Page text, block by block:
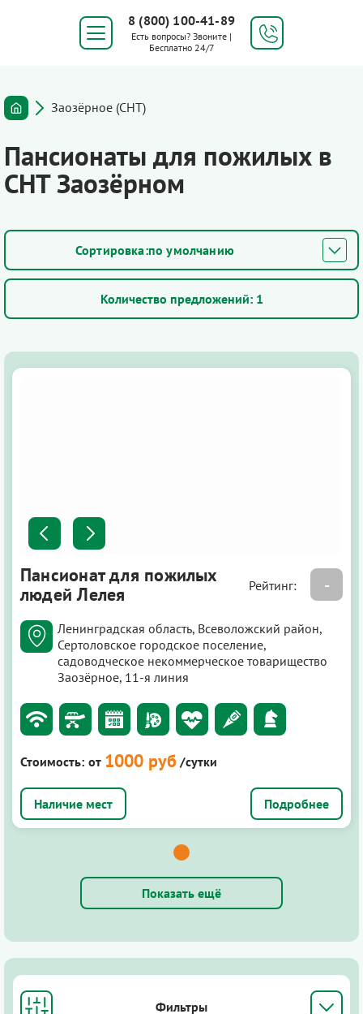
8 (800) 100-41-89
Есть вопросы? Звоните |
Бесплатно 24/7
Заозёрное (СНТ)
Пансионаты для пожилых в
СНТ Заозёрном
по умолчанию
Количество предложений: 1
Пансионат для пожилых
людей Лелея
Рейтинг: -
Ленинградская область, Всеволожский район,
Сертоловское городское поселение,
садоводческое некоммерческое товарищество
Заозёрное, 11-я линия
Стоимость: от 1000 руб /сутки
Подробнее
Показать ещё
Фильтры